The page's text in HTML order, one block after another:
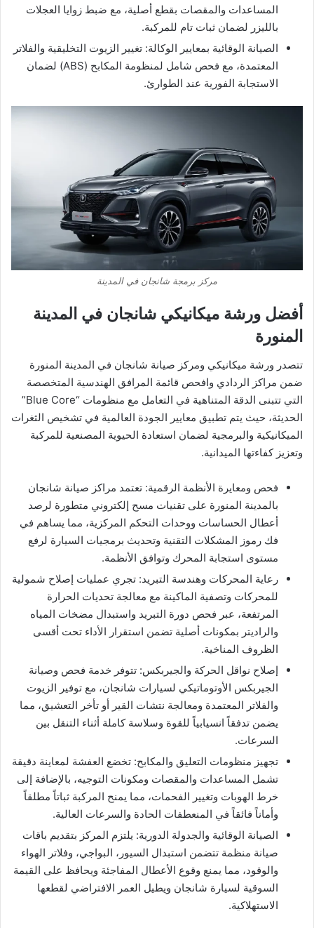
المساعدات والمقصات بقطع أصلية، مع ضبط زوايا العجلات
بالليزر لضمان ثبات تام للمركبة.
​الصيانة الوقائية بمعايير الوكالة: تغيير الزيوت التخليقية والفلاتر
المعتمدة، مع فحص شامل لمنظومة المكابح (ABS) لضمان
الاستجابة الفورية عند الطوارئ.
مركز برمجة شانجان في المدينة
أفضل ورشة ميكانيكي شانجان في المدينة
المنورة
​تتصدر ورشة ميكانيكي ومركز صيانة شانجان في المدينة المنورة
ضمن مراكز الردادي وافحص قائمة المرافق الهندسية المتخصصة
التي تتبنى الدقة المتناهية في التعامل مع منظومات “Blue Core”
الحديثة، حيث يتم تطبيق معايير الجودة العالمية في تشخيص الثغرات
الميكانيكية والبرمجية لضمان استعادة الحيوية المصنعية للمركبة
وتعزيز كفاءتها الميدانية.
​فحص ومعايرة الأنظمة الرقمية: تعتمد مراكز صيانة شانجان
بالمدينة المنورة على تقنيات مسح إلكتروني متطورة لرصد
أعطال الحساسات ووحدات التحكم المركزية، مما يساهم في
فك رموز المشكلات التقنية وتحديث برمجيات السيارة لرفع
مستوى استجابة المحرك وتوافق الأنظمة.
​رعاية المحركات وهندسة التبريد: تجري عمليات إصلاح شمولية
للمحركات وتصفية الماكينة مع معالجة تحديات الحرارة
المرتفعة، عبر فحص دورة التبريد واستبدال مضخات المياه
والراديتر بمكونات أصلية تضمن استقرار الأداء تحت أقسى
الظروف المناخية.
​إصلاح نواقل الحركة والجيربكس: تتوفر خدمة فحص وصيانة
الجيربكس الأوتوماتيكي لسيارات شانجان، مع توفير الزيوت
والفلاتر المعتمدة ومعالجة نتشات القير أو تأخر التعشيق، مما
يضمن تدفقاً انسيابياً للقوة وسلاسة كاملة أثناء التنقل بين
السرعات.
​تجهيز منظومات التعليق والمكابح: تخضع العفشة لمعاينة دقيقة
تشمل المساعدات والمقصات ومكونات التوجيه، بالإضافة إلى
خرط الهوبات وتغيير الفحمات، مما يمنح المركبة ثباتاً مطلقاً
وأماناً فائقاً في المنعطفات الحادة والسرعات العالية.
​الصيانة الوقائية والجدولة الدورية: يلتزم المركز بتقديم باقات
صيانة منظمة تتضمن استبدال السيور، البواجي، وفلاتر الهواء
والوقود، مما يمنع وقوع الأعطال المفاجئة ويحافظ على القيمة
السوقية لسيارة شانجان ويطيل العمر الافتراضي لقطعها
الاستهلاكية.